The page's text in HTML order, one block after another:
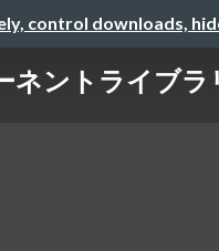
control downloads,
ネントライブラ